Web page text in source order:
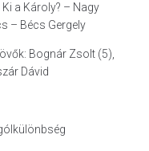
a Károly? – Nagy
– Bécs Gergely
Bognár Zsolt (5),
Dávid